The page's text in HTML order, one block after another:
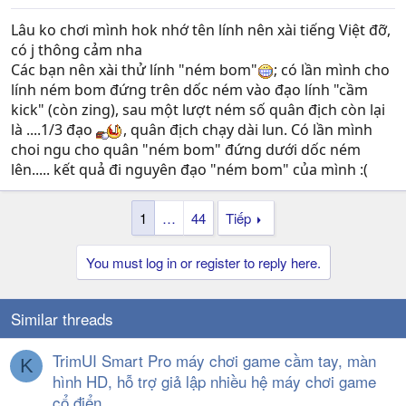
Lâu ko chơi mình hok nhớ tên lính nên xài tiếng Việt đỡ,
có j thông cảm nha
Các bạn nên xài thử lính "ném bom"
; có lần mình cho
lính ném bom đứng trên dốc ném vào đạo lính "cầm
kick" (còn zing), sau một lượt ném số quân địch còn lại
là ....1/3 đạo
, quân địch chạy dài lun. Có lần mình
choi ngu cho quân "ném bom" đứng dưới dốc ném
lên..... kết quả đi nguyên đạo "ném bom" của mình :(
1 … 44 Tiếp
You must log in or register to reply here.
Similar threads
K
TrimUI Smart Pro máy chơi game cầm tay, màn
hình HD, hỗ trợ giả lập nhiều hệ máy chơi game